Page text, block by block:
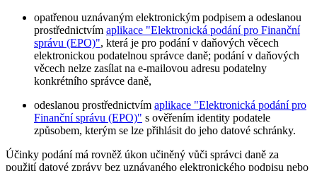
opatřenou uznávaným elektronickým podpisem a odeslanou
prostřednictvím aplikace "Elektronická podání pro Finanční
správu (EPO)", která je pro podání v daňových věcech
elektronickou podatelnou správce daně; podání v daňových
věcech nelze zasílat na e-mailovou adresu podatelny
konkrétního správce daně,
odeslanou prostřednictvím aplikace "Elektronická podání pro
Finanční správu (EPO)" s ověřením identity podatele
způsobem, kterým se lze přihlásit do jeho datové schránky.
Účinky podání má rovněž úkon učiněný vůči správci daně za
použití datové zprávy bez uznávaného elektronického podpisu nebo